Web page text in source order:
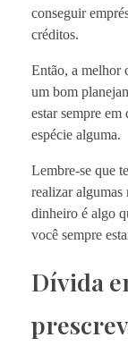
conseguir
créditos.
Então, a melhor
um bom
estar sempre
espécie alguma.
Lembre-se que
realizar algumas
dinheiro é algo
você sempre
Dívida